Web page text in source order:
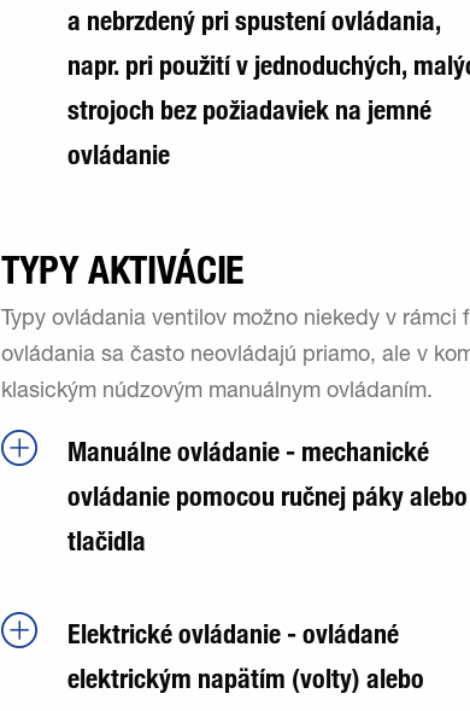
a nebrzdený pri spustení ovládania,
napr. pri použití v jednoduchých,
strojoch bez požiadaviek na jemné
ovládanie
TYPY AKTIVÁCIE
Typy ovládania ventilov možno niekedy v
ovládania sa často neovládajú priamo, ale v
klasickým núdzovým manuálnym ovládaním.
Manuálne ovládanie - mechanické
ovládanie pomocou ručnej páky alebo
tlačidla
Elektrické ovládanie - ovládané
elektrickým napätím (volty) alebo